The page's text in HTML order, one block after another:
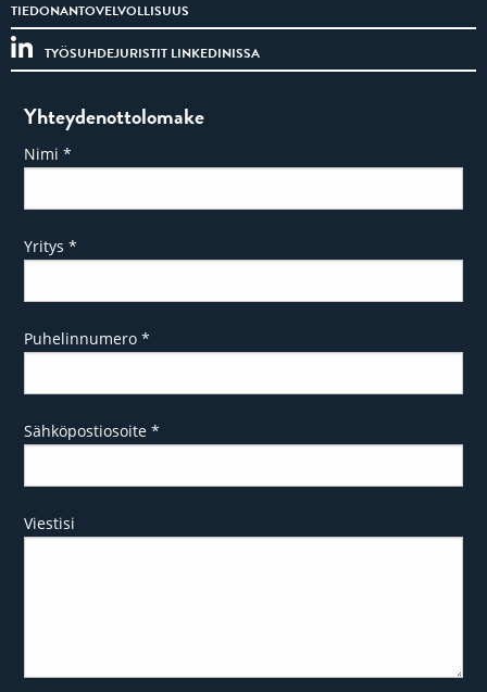
TIEDONANTOVELVOLLISUUS
TYÖSUHDEJURISTIT LINKEDINISSA
Yhteydenottolomake
Nimi*
Yritys*
Puhelinnumero*
Sähköpostiosoite*
Viestisi